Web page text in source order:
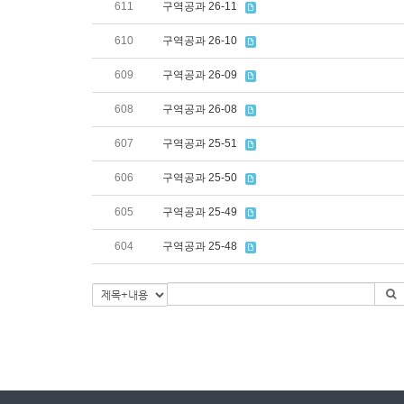
611 구역공과 26-11
610 구역공과 26-10
609 구역공과 26-09
608 구역공과 26-08
607 구역공과 25-51
606 구역공과 25-50
605 구역공과 25-49
604 구역공과 25-48